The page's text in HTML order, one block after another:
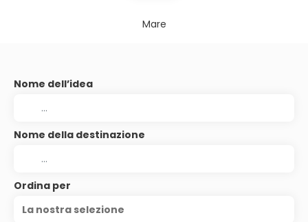
Mare
Nome dell’idea
Nome della destinazione
Ordina per
La nostra selezione